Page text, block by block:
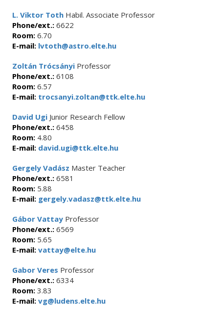
L. Viktor Toth Habil. Associate Professor
Phone/ext.: 6622
Room: 6.70
E-mail: lvtoth@astro.elte.hu
Zoltán Trócsányi Professor
Phone/ext.: 6108
Room: 6.57
E-mail: trocsanyi.zoltan@ttk.elte.hu
David Ugi Junior Research Fellow
Phone/ext.: 6458
Room: 4.80
E-mail: david.ugi@ttk.elte.hu
Gergely Vadász Master Teacher
Phone/ext.: 6581
Room: 5.88
E-mail: gergely.vadasz@ttk.elte.hu
Gábor Vattay Professor
Phone/ext.: 6569
Room: 5.65
E-mail: vattay@elte.hu
Gabor Veres Professor
Phone/ext.: 6334
Room: 3.83
E-mail: vg@ludens.elte.hu